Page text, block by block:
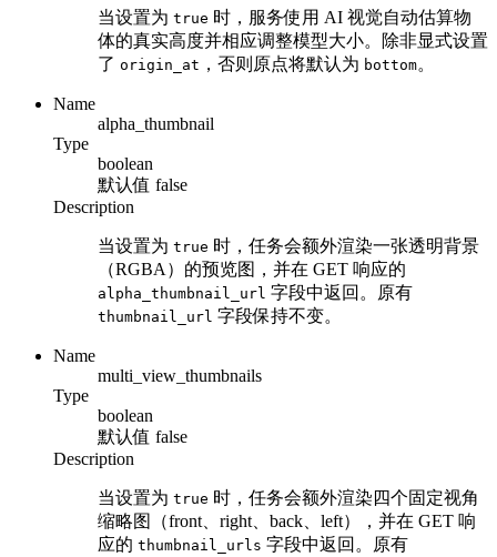
当设置为 true 时，服务使用 AI 视觉自动估算物
体的真实高度并相应调整模型大小。除非显式设置
了 origin_at ，否则原点将默认为 bottom。
Name
alpha_thumbnail
Type
boolean
默认值 false
Description
当设置为 true 时，任务会额外渲染一张透明背景
（RGBA）的预览图，并在 GET 响应的
alpha_thumbnail_url 字段中返回。原有
thumbnail_url 字段保持不变。
Name
multi_view_thumbnails
Type
boolean
默认值 false
Description
当设置为 true 时，任务会额外渲染四个固定视角
缩略图（front、right、back、left），并在 GET 响
应的 thumbnail_urls 字段中返回。原有